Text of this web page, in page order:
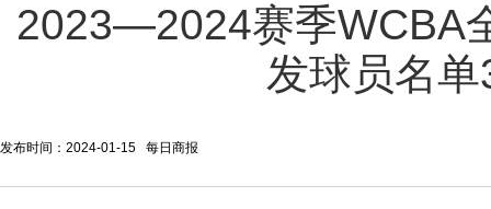
2023—2024赛季WCBA
发球员名
发布时间：2024-01-15 每日商报